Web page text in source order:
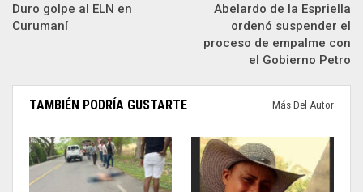
Duro golpe al ELN en
Curumaní
Abelardo de la Espriella
ordenó suspender el
proceso de empalme con
el Gobierno Petro
TAMBIÉN PODRÍA GUSTARTE Más Del Autor